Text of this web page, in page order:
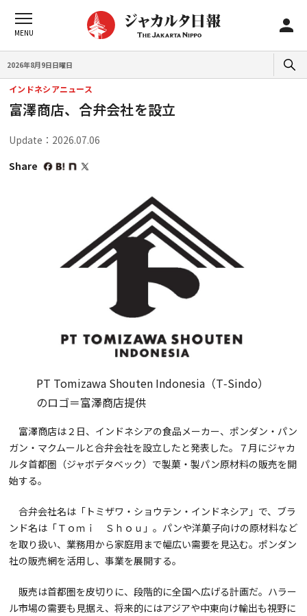
2026年8月9日日曜日
インドネシアニュース
富澤商店、合弁会社を設立
Update：2026.07.06
Share
PT Tomizawa Shouten Indonesia（T‑Sindo）
のロゴ＝富澤商店提供
富澤商店は２日、インドネシアの食品メーカー、ポンダン・パン
ガン・マクムールと合弁会社を設立したと発表した。７月にジャカ
ルタ首都圏（ジャボデタベック）で製菓・製パン原材料の販売を開
始する。
合弁会社名は「トミザワ・ショウテン・インドネシア」で、ブラ
ンド名は「Ｔｏｍｉ Ｓｈｏｕ」。パンや洋菓子向けの原材料など
を取り扱い、業務用から家庭用まで幅広い需要を見込む。ポンダン
社の販売網を活用し、事業を展開する。
販売は首都圏を皮切りに、段階的に全国へ広げる計画だ。ハラー
ル市場の需要も見据え、将来的にはアジアや中東向け輸出も視野に